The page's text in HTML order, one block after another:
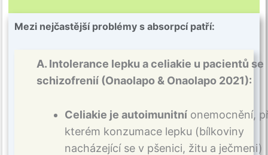
Mezi nejčastější problémy s absorpcí patří:
A. Intolerance lepku a celiakie u pacientů se
schizofrenií (Onaolapo & Onaolapo 2021):
Celiakie je autoimunitní onemocnění,
kterém konzumace lepku (bílkoviny
nacházející se v pšenici, žitu a ječmeni)